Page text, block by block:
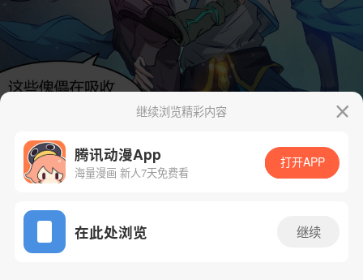
App免费看
继续浏览精彩内容
腾讯动漫App
海量漫画 新人7天免费看
打开APP
在此处浏览 继续